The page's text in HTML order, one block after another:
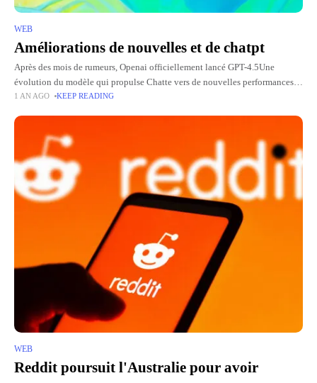
WEB
Améliorations de nouvelles et de chatpt
Après des mois de rumeurs, Openai officiellement lancé GPT-4.5Une
évolution du modèle qui propulse Chatte vers de nouvelles performances.
Si cette version ne révolutionne pas l'IA, elle marque une amélioration
1 AN AGO KEEP READING
WEB
Reddit poursuit l'Australie pour avoir